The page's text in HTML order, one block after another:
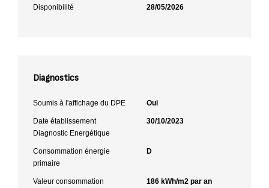
Disponibilité 28/05/2026
Diagnostics
Soumis à l'affichage du DPE Oui
Date établissement
Diagnostic Energétique
30/10/2023
Consommation énergie
primaire
D
Valeur consommation
186 kWh/m2 par an